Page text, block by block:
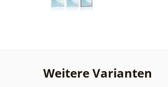
Weitere Varianten